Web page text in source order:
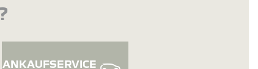
ANKAUFSERVICE